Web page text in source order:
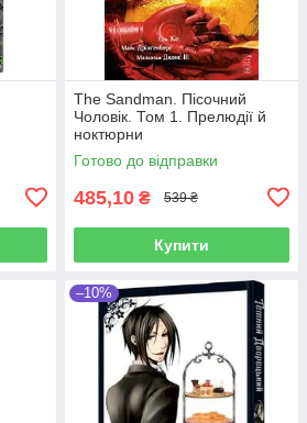
The Sandman. Пісочний
Чоловік. Том 1. Прелюдії й
ноктюрни
Готово до відправки
485,10 ₴ 539 ₴
Купити
–10%